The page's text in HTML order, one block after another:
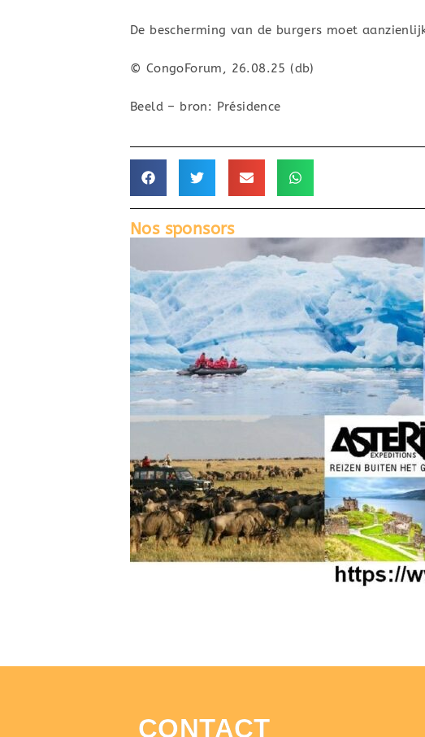
De bescherming van de burgers moet
© CongoForum, 26.08.25 (db)
Beeld – bron: Présidence
Nos sponsors
CONTACT